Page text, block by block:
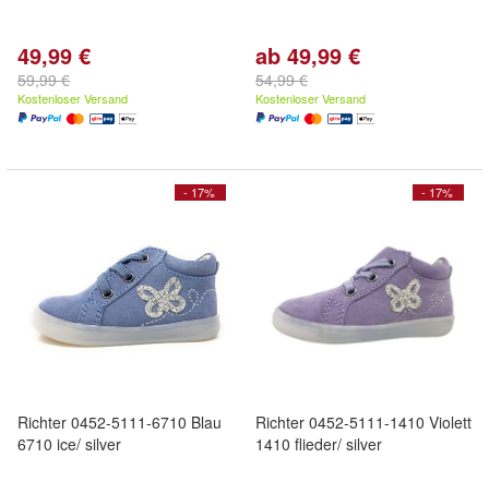
49,99 €
59,99 €
Kostenloser Versand
ab 49,99 €
54,99 €
Kostenloser Versand
- 17%
Richter 0452-5111-6710 Blau
6710 ice/ silver
- 17%
Richter 0452-5111-1410 Violett
1410 flieder/ silver